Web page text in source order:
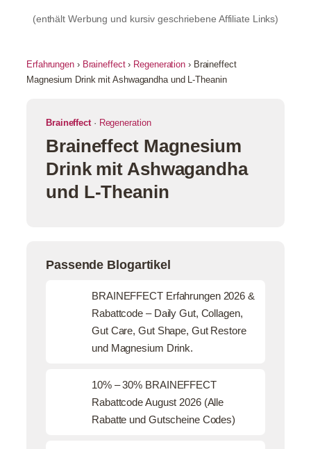
(enthält Werbung und kursiv geschriebene Affiliate Links)
Erfahrungen› Braineffect› Regeneration › Braineffect
Magnesium Drink mit Ashwagandha und L-Theanin
Braineffect· Regeneration
Braineffect Magnesium
Drink mit Ashwagandha
und L-Theanin
Passende Blogartikel
BRAINEFFECT Erfahrungen 2026 &
Rabattcode – Daily Gut, Collagen,
Gut Care, Gut Shape, Gut Restore
und Magnesium Drink.
10% – 30% BRAINEFFECT
Rabattcode August 2026 (Alle
Rabatte und Gutscheine Codes)